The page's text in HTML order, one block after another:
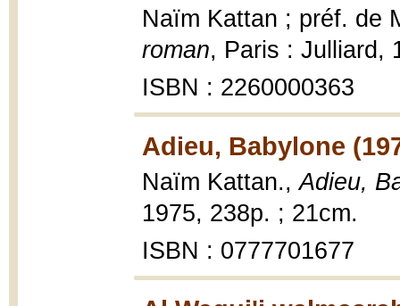
Naïm Kattan ; préf. de
roman, Paris : Julliard,
ISBN : 2260000363
Adieu, Babylone
Naïm Kattan.,Adieu,
1975, 238p. ; 21cm.
ISBN : 0777701677